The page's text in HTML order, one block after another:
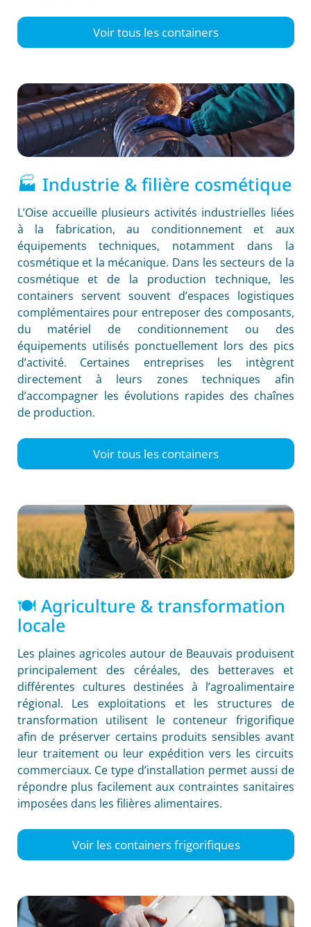
Voir tous les containers
🏭 Industrie & filière cosmétique
L’Oise accueille plusieurs activités industrielles liées
à la fabrication, au conditionnement et aux
équipements techniques, notamment dans la
cosmétique et la mécanique. Dans les secteurs de la
cosmétique et de la production technique, les
containers servent souvent d’espaces logistiques
complémentaires pour entreposer des composants,
du matériel de conditionnement ou des
équipements utilisés ponctuellement lors des pics
d’activité. Certaines entreprises les intègrent
directement à leurs zones techniques afin
d’accompagner les évolutions rapides des chaînes
de production.
Voir tous les containers
🍽️ Agriculture & transformation
locale
Les plaines agricoles autour de Beauvais produisent
principalement des céréales, des betteraves et
différentes cultures destinées à l’agroalimentaire
régional. Les exploitations et les structures de
transformation utilisent le conteneur frigorifique
afin de préserver certains produits sensibles avant
leur traitement ou leur expédition vers les circuits
commerciaux. Ce type d’installation permet aussi de
répondre plus facilement aux contraintes sanitaires
imposées dans les filières alimentaires.
Voir les containers frigorifiques